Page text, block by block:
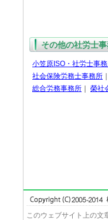
その他の社労士
小笠原ISO・社労士事
社会保険労務士事務所
総合労務事務所
榮社
このウェブサイト上の文